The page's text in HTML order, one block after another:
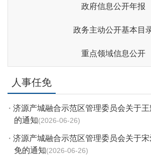
政府信息公开年报
政务主动公开基本目
重点领域信息公开
人事任免
· 济源产城融合示范区管理委员会关于
的通知 2026-06-26
· 济源产城融合示范区管理委员会关于
免的通知 2026-06-26